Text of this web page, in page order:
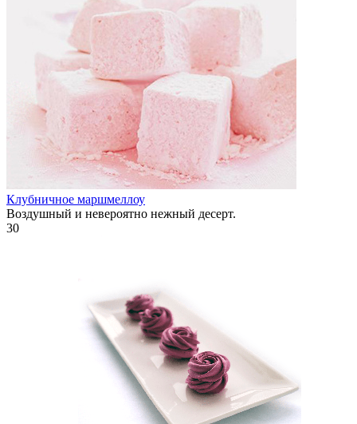
Клубничное маршмеллоу
Воздушный и невероятно нежный десерт.
30